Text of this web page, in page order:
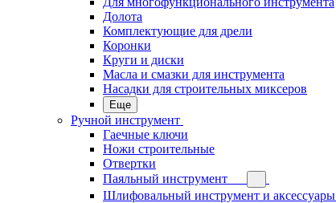
Долота
Комплектующие для дрели
Коронки
Круги и диски
Масла и смазки для инструмента
Насадки для строительных миксеров
Еще
Ручной инструмент
Гаечные ключи
Ножи строительные
Отвертки
Паяльный инструмент
Шлифовальный инструмент и аксессуары